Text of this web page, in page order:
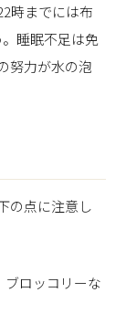
時までには布
睡眠不足は免
努力が水の泡
の点に注意し
ロッコリーな